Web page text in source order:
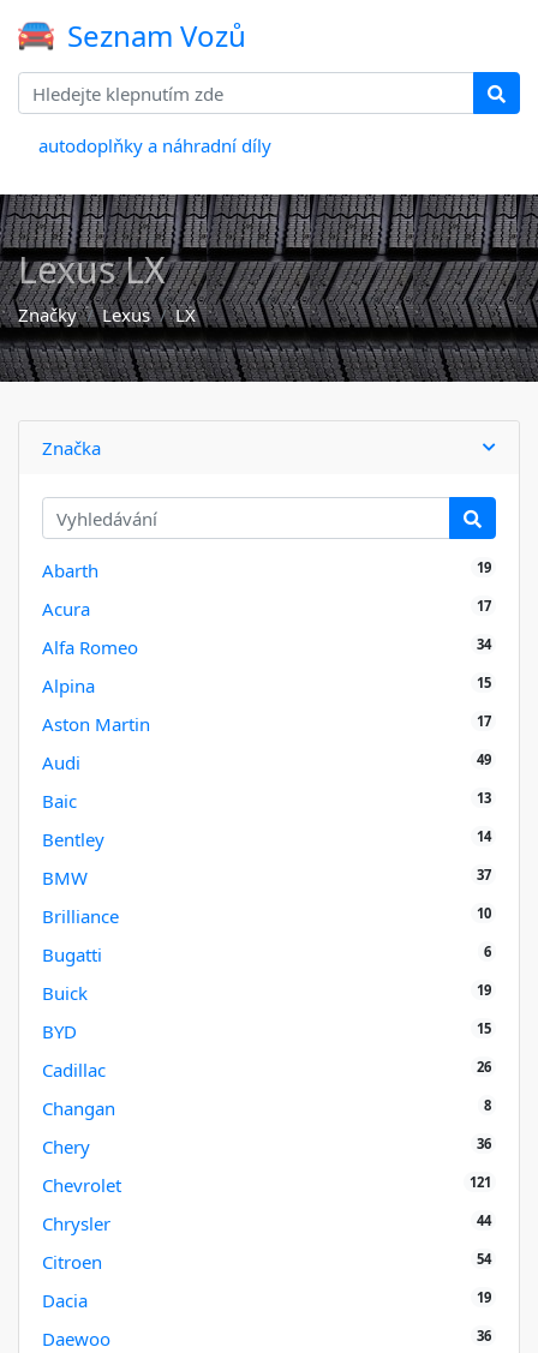
Seznam Vozů
autodoplňky a náhradní díly
Lexus LX
Značky Lexus LX
Značka
Abarth 19
Acura 17
Alfa Romeo 34
Alpina 15
Aston Martin 17
Audi 49
Baic 13
Bentley 14
BMW 37
Brilliance 10
Bugatti 6
Buick 19
BYD 15
Cadillac 26
Changan 8
Chery 36
Chevrolet 121
Chrysler 44
Citroen 54
Dacia 19
Daewoo 36